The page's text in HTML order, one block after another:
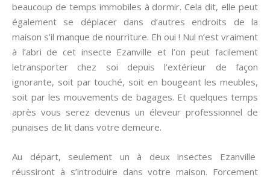
beaucoup de temps immobiles à dormir. Cela dit, elle peut
également se déplacer dans d’autres endroits de la
maison s’il manque de nourriture. Eh oui ! Nul n’est vraiment
à l’abri de cet insecte Ezanville et l’on peut facilement
letransporter chez soi depuis l’extérieur de façon
ignorante, soit par touché, soit en bougeant les meubles,
soit par les mouvements de bagages. Et quelques temps
après vous serez devenus un éleveur professionnel de
punaises de lit dans votre demeure.
Au départ, seulement un à deux insectes Ezanville
réussiront à s’introduire dans votre maison. Forcement